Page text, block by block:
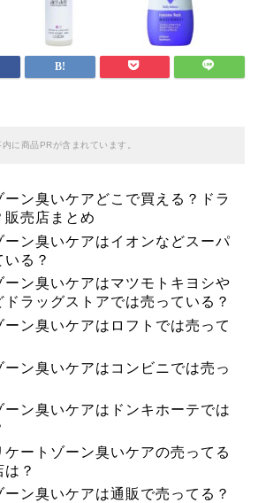
内に商品PRが含まれています。
ーン臭いケアどこで買える？ドラ
販売店まとめ
ーン臭いケアはイオンなどスーパ
る？
ーン臭いケアはマツモトキヨシや
ドラッグストアでは売っている？
ーン臭いケアはロフトでは売って
ーン臭いケアはコンビニでは売っ
ーン臭いケアはドンキホーテでは
ケートゾーン臭いケアの売ってる
？
ーン臭いケアは通販で売ってる？